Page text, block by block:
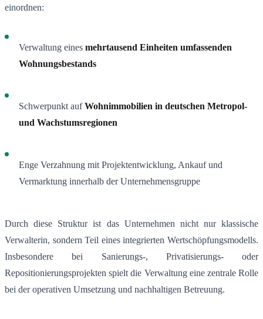
einordnen:
Verwaltung eines mehrtausend Einheiten umfassenden
Wohnungsbestands
Schwerpunkt aufWohnimmobilien in deutschen Metropol-
und Wachstumsregionen
Enge Verzahnung mit Projektentwicklung, Ankauf und
Vermarktung innerhalb der Unternehmensgruppe
Durch diese Struktur ist das Unternehmen nicht nur klassische
Verwalterin, sondern Teil eines integrierten Wertschöpfungsmodells.
Insbesondere bei Sanierungs-, Privatisierungs- oder
Repositionierungsprojekten spielt die Verwaltung eine zentrale Rolle
bei der operativen Umsetzung und nachhaltigen Betreuung.